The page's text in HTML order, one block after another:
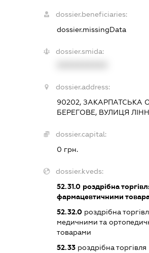
dossier.beneficiaries:
dossier.missingData
dossier.smida:
dossier.address:
90202, ЗАКАРПАТСЬКА
БЕРЕГОВЕ, ВУЛИЦЯ
dossier.capital:
0 грн.
dossier.kveds:
52.31.0 роздрібна
фармацевтичними
52.32.0 роздрібна
медичними та
товарами
52.33 роздрібна торгівля